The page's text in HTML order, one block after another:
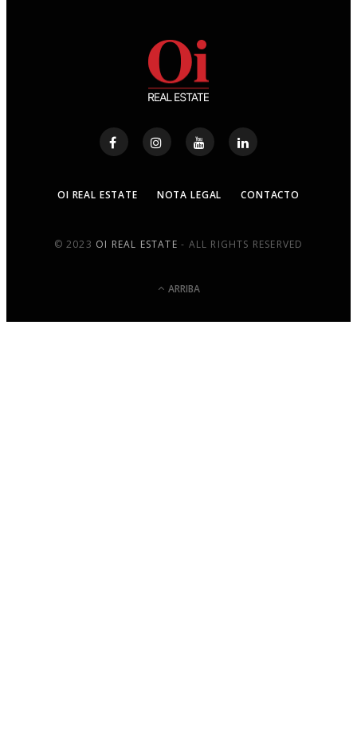
OI REAL ESTATE NOTA LEGAL CONTACTO
© 2023 OI REAL ESTATE - ALL RIGHTS RESERVED
ARRIBA